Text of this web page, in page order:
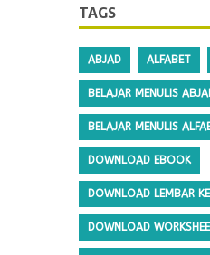
TAGS
ABJAD ALFABET
BELAJAR MENULIS
BELAJAR MENULIS
DOWNLOAD EBOOK
DOWNLOAD LEMBAR
DOWNLOAD